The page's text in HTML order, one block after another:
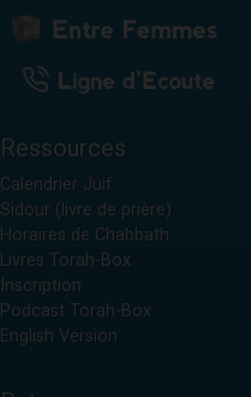
Ressources
Calendrier Juif
Sidour (livre de prière)
Horaires de Chabbath
Livres Torah-Box
Inscription
Podcast Torah-Box
English Version